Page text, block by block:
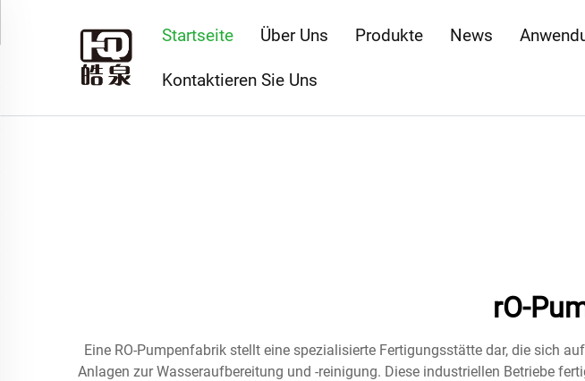
Startseite Über Uns Produkte News
Kontaktieren Sie Uns
rO-
Eine RO-Pumpenfabrik stellt eine spezialisierte Fertigungsstätte dar, die sich
Anlagen zur Wasseraufbereitung und -reinigung. Diese industriellen Betriebe